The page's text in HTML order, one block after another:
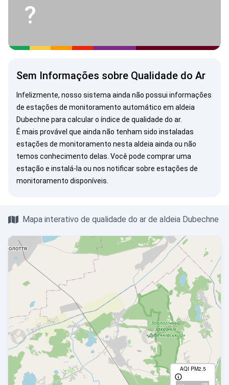
?
Sem Informações sobre Qualidade do Ar
Infelizmente, nosso sistema ainda não possui informações
de estações de monitoramento automático em aldeia
Dubechne para calcular o índice de qualidade do ar.
É mais provável que ainda não tenham sido instaladas
estações de monitoramento nesta aldeia ainda ou não
temos conhecimento delas. Você pode comprar uma
estação e instalá-la ou nos notificarsobre estações de
monitoramento disponíveis.
Mapa interativo de qualidade do ar de aldeia Dubechne
AQI PM2.5